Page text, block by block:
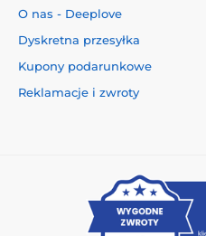
O nas - Deeplove
Dyskretna przesyłka
Kupony podarunkowe
Reklamacje i zwroty